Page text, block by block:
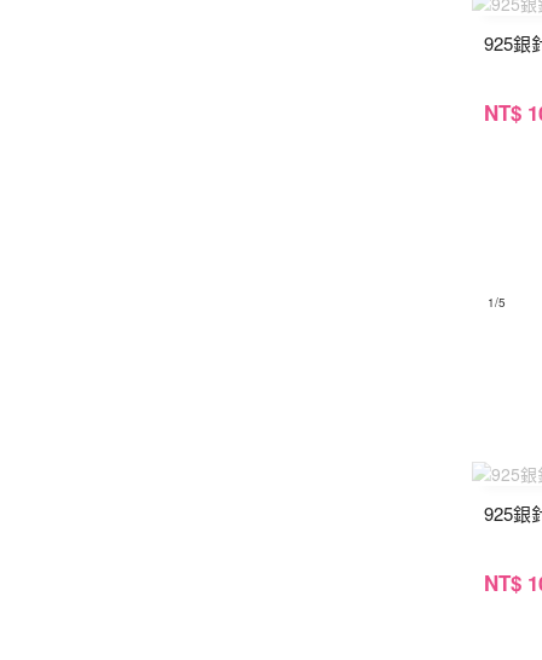
1/5
925銀
NT$
925銀
NT$